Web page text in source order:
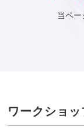
当ペー
ワークショ